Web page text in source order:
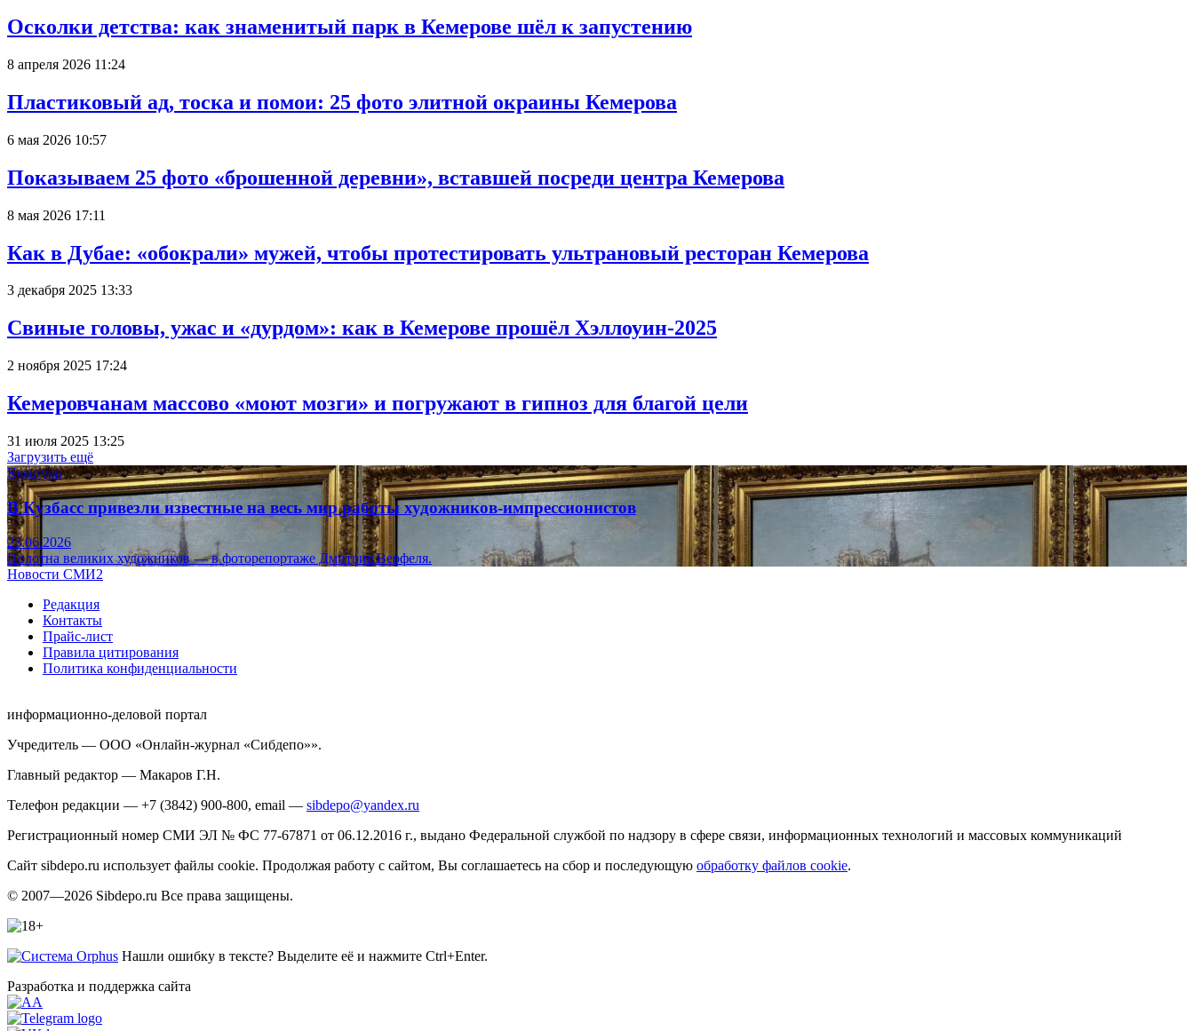
Осколки детства: как знаменитый парк в Кемерове шёл к запустению
8 апреля 2026 11:24
Пластиковый ад, тоска и помои: 25 фото элитной окраины Кемерова
6 мая 2026 10:57
Показываем 25 фото «брошенной деревни», вставшей посреди центра Кемерова
8 мая 2026 17:11
Как в Дубае: «обокрали» мужей, чтобы протестировать ультрановый ресторан Кемерова
3 декабря 2025 13:33
Свиные головы, ужас и «дурдом»: как в Кемерове прошёл Хэллоуин-2025
2 ноября 2025 17:24
Кемеровчанам массово «моют мозги» и погружают в гипноз для благой цели
31 июля 2025 13:25
Загрузить ещё
Культура
В Кузбасс привезли известные на весь мир работы художников-импрессионистов
23.06.2026
Полотна великих художников — в фоторепортаже Дмитрия Верфеля.
Новости СМИ2
Редакция
Контакты
Прайс-лист
Правила цитирования
Политика конфиденциальности
информационно-деловой портал
Учредитель — ООО «Онлайн-журнал «Сибдепо»».
Главный редактор — Макаров Г.Н.
Телефон редакции — +7 (3842) 900-800, email — sibdepo@yandex.ru
Регистрационный номер СМИ ЭЛ № ФС 77-67871 от 06.12.2016 г., выдано Федеральной службой по надзору в сфере связи, информационных технологий и массовых коммуникаций
Сайт sibdepo.ru использует файлы cookie. Продолжая работу с сайтом, Вы соглашаетесь на сбор и последующую обработку файлов cookie.
© 2007—2026 Sibdepo.ru Все права защищены.
Нашли ошибку в тексте? Выделите её и нажмите Ctrl+Enter.
Разработка и поддержка сайта